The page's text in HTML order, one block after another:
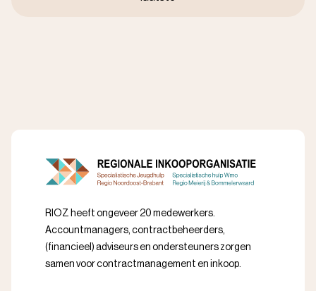
RIOZ heeft ongeveer 20 medewerkers.
Accountmanagers, contractbeheerders,
(financieel) adviseurs en ondersteuners zorgen
samen voor contractmanagement en inkoop.